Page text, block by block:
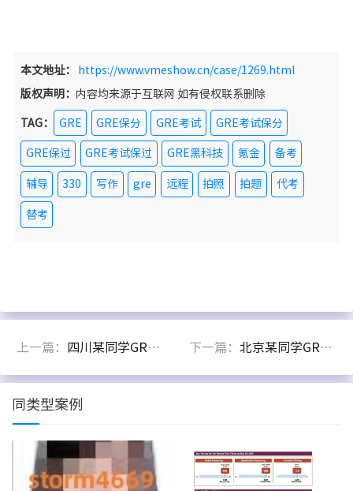
本文地址： https://www.vmeshow.cn/case/1269.html
版权声明： 内容均来源于互联网 如有侵权联系删除
TAG： GRE GRE保分 GRE考试 GRE考试保分
GRE保过 GRE考试保过 GRE黑科技 氪金 备考
辅导 330 写作 gre 远程 拍照 拍题 代考
替考
上一篇： 四川某同学GRE代考出325分 下一篇： 北京某同学GRE黑科技出332分
同类型案例